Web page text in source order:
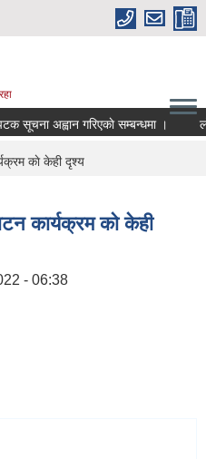
सूचना अह्वान गरिएकाे सम्बन्धमा ।
काे केही दृश्य
कार्यक्रम काे केही
- 06:38